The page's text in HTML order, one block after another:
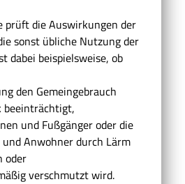
prüft die Auswirkungen der
sonst übliche Nutzung der
dabei beispielsweise, ob
den Gemeingebrauch
beeinträchtigt,
und Fußgänger oder die
Anwohner durch Lärm
oder
verschmutzt wird.